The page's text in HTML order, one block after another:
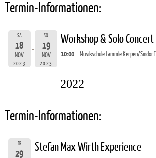
Termin-Informationen:
SA
18
NOV
2023
SO
19
NOV
2023
Workshop & Solo Concert
10:00 Musikschule Lämmle Kerpen/Sindorf
2022
Termin-Informationen:
FR
29
Stefan Max Wirth Experience